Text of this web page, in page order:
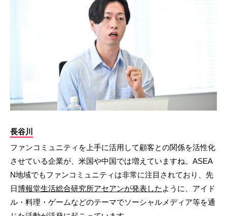
長谷川
ファンコミュニティを上手に活用して顧客との関係を活性化
させている企業が、米国や中国では増えていますね。ASEA
N地域でもファンコミュニティは非常に注目されており、先
日博報堂生活総合研究所アセアンが発表した ように、アイド
ル・料理・ゲームなどのテーマでソーシャルメディア等を通